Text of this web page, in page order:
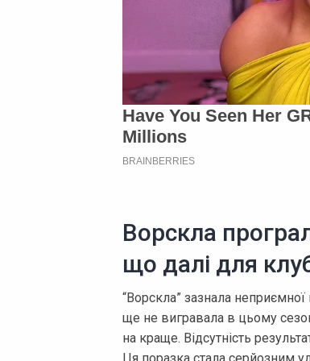
Ворскла
що далі для
“Ворскла” зазнала
ще не вигравала в цьому
на краще. Відсутність
Ця поразка стала серйозним